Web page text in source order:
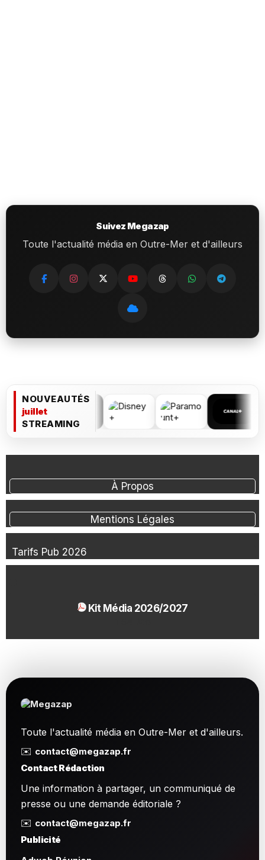
Suivez Megazap
Toute l'actualité média en Outre-Mer et d'ailleurs
NOUVEAUTÉS
juillet
STREAMING
À Propos
Mentions Légales
Tarifs Pub 2026
Kit Média 2026/2027
Toute l'actualité média en Outre-Mer et d'ailleurs.
✉️ contact@megazap.fr
Contact Rédaction
Une information à partager, un communiqué de
presse ou une demande éditoriale ?
✉️ contact@megazap.fr
Publicité